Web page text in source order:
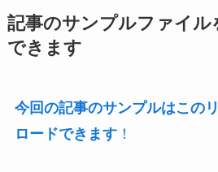
記事のサンプルファイル
できます
今回の記事のサンプルはこの
ロードできます！